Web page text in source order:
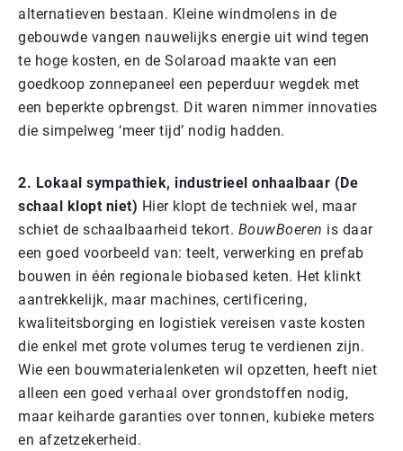
alternatieven bestaan. Kleine windmolens in de
gebouwde vangen nauwelijks energie uit wind tegen
te hoge kosten, en de Solaroad maakte van een
goedkoop zonnepaneel een peperduur wegdek met
een beperkte opbrengst. Dit waren nimmer innovaties
die simpelweg ‘meer tijd’ nodig hadden.
2. Lokaal sympathiek, industrieel onhaalbaar (De
schaal klopt niet) Hier klopt de techniek wel, maar
schiet de schaalbaarheid tekort. BouwBoeren is daar
een goed voorbeeld van: teelt, verwerking en prefab
bouwen in één regionale biobased keten. Het klinkt
aantrekkelijk, maar machines, certificering,
kwaliteitsborging en logistiek vereisen vaste kosten
die enkel met grote volumes terug te verdienen zijn.
Wie een bouwmaterialenketen wil opzetten, heeft niet
alleen een goed verhaal over grondstoffen nodig,
maar keiharde garanties over tonnen, kubieke meters
en afzetzekerheid.